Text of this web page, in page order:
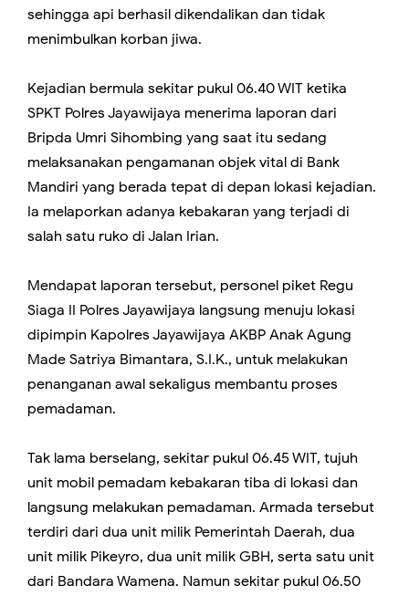
sehingga api berhasil dikendalikan dan tidak
menimbulkan korban jiwa.
Kejadian bermula sekitar pukul 06.40 WIT ketika
SPKT Polres Jayawijaya menerima laporan dari
Bripda Umri Sihombing yang saat itu sedang
melaksanakan pengamanan objek vital di Bank
Mandiri yang berada tepat di depan lokasi kejadian.
Ia melaporkan adanya kebakaran yang terjadi di
salah satu ruko di Jalan Irian.
Mendapat laporan tersebut, personel piket Regu
Siaga II Polres Jayawijaya langsung menuju lokasi
dipimpin Kapolres Jayawijaya AKBP Anak Agung
Made Satriya Bimantara, S.I.K., untuk melakukan
penanganan awal sekaligus membantu proses
pemadaman.
Tak lama berselang, sekitar pukul 06.45 WIT, tujuh
unit mobil pemadam kebakaran tiba di lokasi dan
langsung melakukan pemadaman. Armada tersebut
terdiri dari dua unit milik Pemerintah Daerah, dua
unit milik Pikeyro, dua unit milik GBH, serta satu unit
dari Bandara Wamena. Namun sekitar pukul 06.50